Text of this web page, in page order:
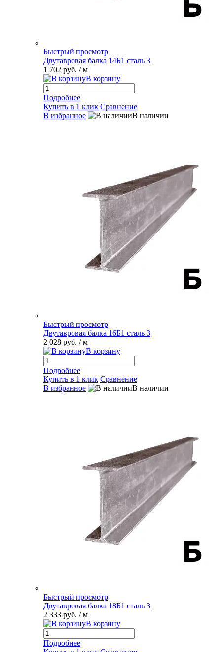
Быстрый просмотр
Двутавровая балка 14Б1 сталь 3
1 702 руб. / м
В корзину
Подробнее
Купить в 1 клик Сравнение
В избранное
В наличии
Быстрый просмотр
Двутавровая балка 16Б1 сталь 3
2 028 руб. / м
В корзину
Подробнее
Купить в 1 клик Сравнение
В избранное
В наличии
Быстрый просмотр
Двутавровая балка 18Б1 сталь 3
2 333 руб. / м
В корзину
Подробнее